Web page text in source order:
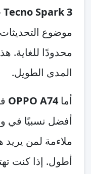
Tecno Spark 3
موضوع
محدودًا للغاية.
المدى الطويل.
أما OPPO A74
أفضل نسبيًا في
ملاءمة لمن يريد
أطول. إذا كنت